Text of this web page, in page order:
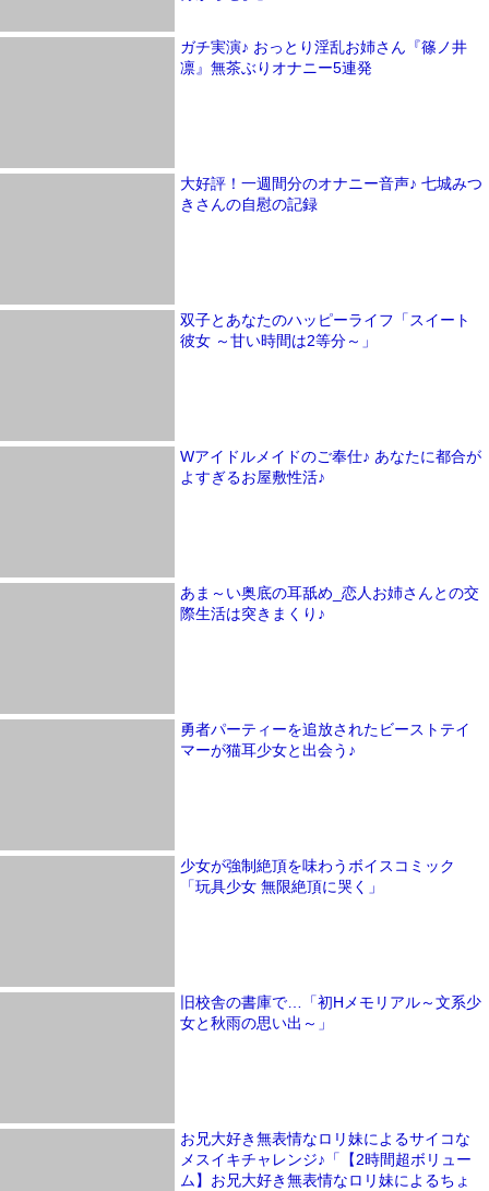
ガチ実演♪ おっとり淫乱お姉さん『篠ノ井
凛』無茶ぶりオナニー5連発
大好評！一週間分のオナニー音声♪ 七城みつ
きさんの自慰の記録
双子とあなたのハッピーライフ「スイート
彼女 ～甘い時間は2等分～」
Wアイドルメイドのご奉仕♪ あなたに都合が
よすぎるお屋敷性活♪
あま～い奥底の耳舐め_恋人お姉さんとの交
際生活は突きまくり♪
勇者パーティーを追放されたビーストテイ
マーが猫耳少女と出会う♪
少女が強制絶頂を味わうボイスコミック
「玩具少女 無限絶頂に哭く」
旧校舎の書庫で…「初Hメモリアル～文系少
女と秋雨の思い出～」
お兄大好き無表情なロリ妹によるサイコな
メスイキチャレンジ♪「【2時間超ボリュー
ム】お兄大好き無表情なロリ妹によるちょ